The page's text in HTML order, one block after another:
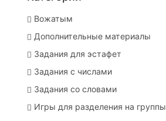
Вожатым
Дополнительные материалы
Задания для эстафет
Задания с числами
Задания со словами
Игры для разделения на группы